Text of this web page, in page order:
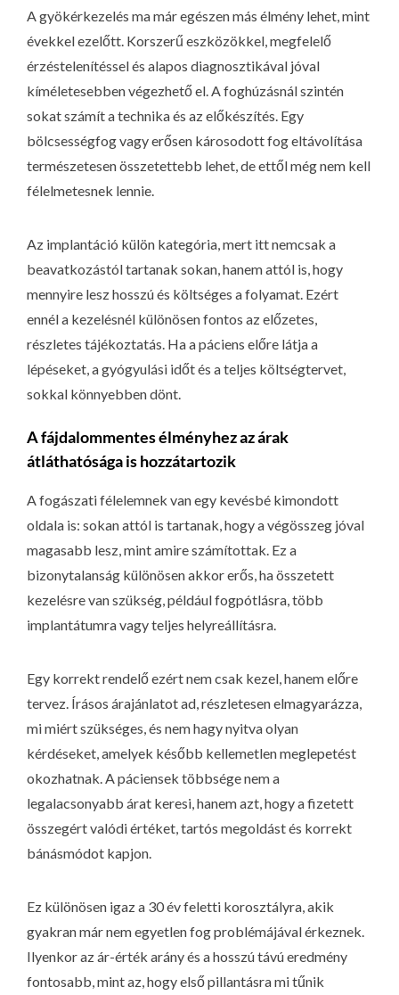
A gyökérkezelés ma már egészen más élmény lehet, mint
évekkel ezelőtt. Korszerű eszközökkel, megfelelő
érzéstelenítéssel és alapos diagnosztikával jóval
kíméletesebben végezhető el. A foghúzásnál szintén
sokat számít a technika és az előkészítés. Egy
bölcsességfog vagy erősen károsodott fog eltávolítása
természetesen összetettebb lehet, de ettől még nem kell
félelmetesnek lennie.
Az implantáció külön kategória, mert itt nemcsak a
beavatkozástól tartanak sokan, hanem attól is, hogy
mennyire lesz hosszú és költséges a folyamat. Ezért
ennél a kezelésnél különösen fontos az előzetes,
részletes tájékoztatás. Ha a páciens előre látja a
lépéseket, a gyógyulási időt és a teljes költségtervet,
sokkal könnyebben dönt.
A fájdalommentes élményhez az árak
átláthatósága is hozzátartozik
A fogászati félelemnek van egy kevésbé kimondott
oldala is: sokan attól is tartanak, hogy a végösszeg jóval
magasabb lesz, mint amire számítottak. Ez a
bizonytalanság különösen akkor erős, ha összetett
kezelésre van szükség, például fogpótlásra, több
implantátumra vagy teljes helyreállításra.
Egy korrekt rendelő ezért nem csak kezel, hanem előre
tervez. Írásos árajánlatot ad, részletesen elmagyarázza,
mi miért szükséges, és nem hagy nyitva olyan
kérdéseket, amelyek később kellemetlen meglepetést
okozhatnak. A páciensek többsége nem a
legalacsonyabb árat keresi, hanem azt, hogy a fizetett
összegért valódi értéket, tartós megoldást és korrekt
bánásmódot kapjon.
Ez különösen igaz a 30 év feletti korosztályra, akik
gyakran már nem egyetlen fog problémájával érkeznek.
Ilyenkor az ár-érték arány és a hosszú távú eredmény
fontosabb, mint az, hogy első pillantásra mi tűnik